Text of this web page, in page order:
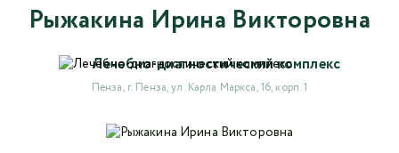
Рыжакина Ирина Викторовна
Лечебно-диагностический комплекс
Пенза, г. Пенза, ул. Карла Маркса, 16, корп. 1
Текст отзыва*